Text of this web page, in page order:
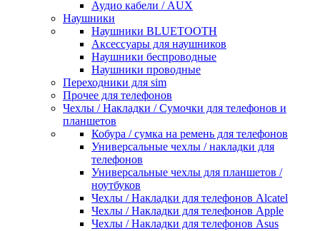
Аудио кабели / AUX
Наушники
Наушники BLUETOOTH
Аксессуары для наушников
Наушники беспроводные
Наушники проводные
Переходники для sim
Прочее для телефонов
Чехлы / Накладки / Сумочки для телефонов и
планшетов
Кобура / сумка на ремень для телефонов
Универсальные чехлы / накладки для
телефонов
Универсальные чехлы для планшетов /
ноутбуков
Чехлы / Накладки для телефонов Alcatel
Чехлы / Накладки для телефонов Apple
Чехлы / Накладки для телефонов Asus